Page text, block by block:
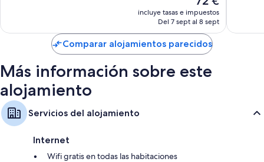
precio
actual
de
72 €
incluye tasas e impuestos
Del 7 sept al 8 sept
Comparar alojamientos parecidos
Más información sobre este
alojamiento
Servicios del alojamiento
Internet
Wifi gratis en todas las habitaciones